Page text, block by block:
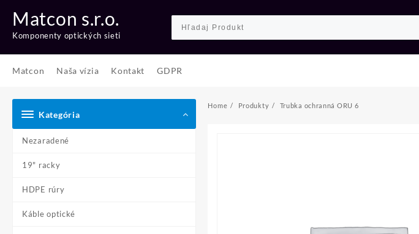
content
Matcon s.r.o.
Komponenty optických sieti
Matcon Naša vízia Kontakt GDPR
Kategória
Nezaradené
19" racky
HDPE rúry
Káble optické
Home Produkty Trubka ochranná ORU 6